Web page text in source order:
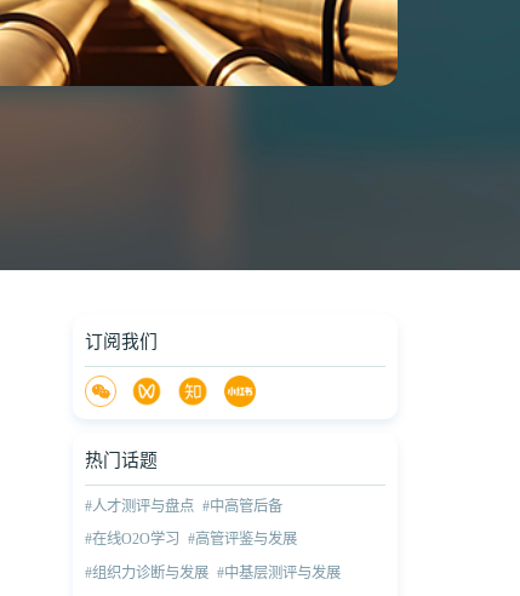
订阅我们
热门话题
#人才测评与盘点 #中高管后备
#在线O2O学习 #高管评鉴与发展
#组织力诊断与发展 #中基层测评与发展